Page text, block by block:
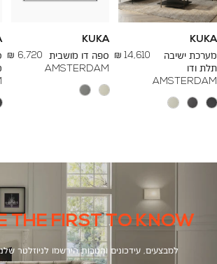
KUKA
מערכת ישיבה
תלת ודו
AMSTERDAM
החל
14,610 ₪
KUKA
ספה דו מושבית
AMSTERDAM
החל
6,720 ₪
THE FIRST TO KNOW
למבצעים, עידכונים והטבות הירשמו לניוזלטר